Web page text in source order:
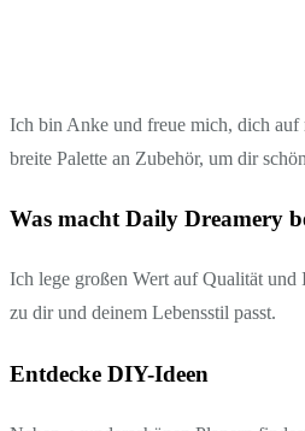
Ich bin Anke und freue mich, dich auf
breite Palette an Zubehör, um dir
Was macht Daily Dreamery
Ich lege großen Wert auf Qualität
zu dir und deinem Lebensstil passt.
Entdecke DIY-Ideen